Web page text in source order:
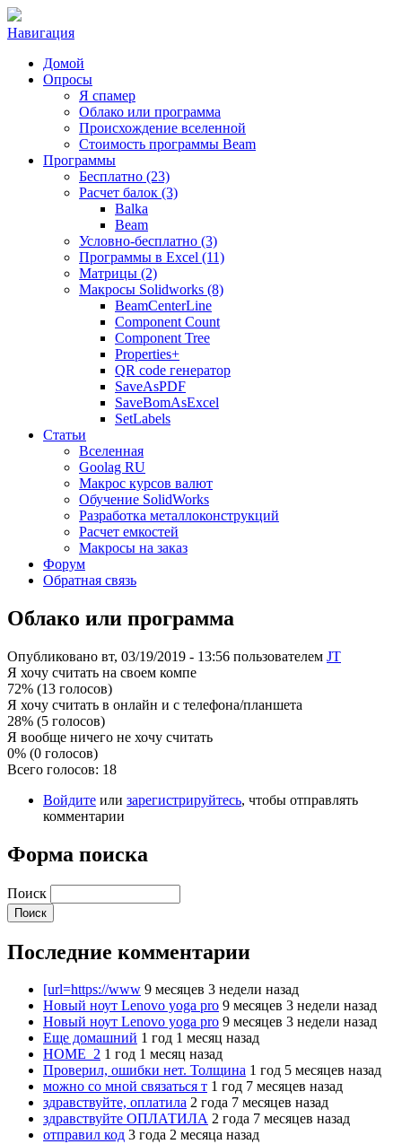
Навигация
Домой
Опросы
Я спамер
Облако или программа
Происхождение вселенной
Стоимость программы Beam
Программы
Бесплатно (23)
Расчет балок (3)
Balka
Beam
Условно-бесплатно (3)
Программы в Excel (11)
Матрицы (2)
Макросы Solidworks (8)
BeamCenterLine
Component Count
Component Tree
Properties+
QR code генератор
SaveAsPDF
SaveBomAsExcel
SetLabels
Статьи
Вселенная
Goolag RU
Макрос курсов валют
Обучение SolidWorks
Разработка металлоконструкций
Расчет емкостей
Макросы на заказ
Форум
Обратная связь
Облако или программа
Опубликовано вт, 03/19/2019 - 13:56 пользователем JT
Я хочу считать на своем компе
72% (13 голосов)
Я хочу считать в онлайн и с телефона/планшета
28% (5 голосов)
Я вообще ничего не хочу считать
0% (0 голосов)
Всего голосов: 18
Войдите или зарегистрируйтесь, чтобы отправлять
комментарии
Форма поиска
Поиск
Последние комментарии
[url=https://www 9 месяцев 3 недели назад
Новый ноут Lenovo yoga pro 9 месяцев 3 недели назад
Новый ноут Lenovo yoga pro 9 месяцев 3 недели назад
Еще домашний 1 год 1 месяц назад
HOME_2 1 год 1 месяц назад
Проверил, ошибки нет. Толщина 1 год 5 месяцев назад
можно со мной связаться т 1 год 7 месяцев назад
здравствуйте, оплатила 2 года 7 месяцев назад
здравствуйте ОПЛАТИЛА 2 года 7 месяцев назад
отправил код 3 года 2 месяца назад